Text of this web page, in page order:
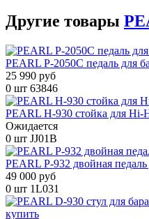
Другие товары
PEARL P-2050C педаль для
25 990 руб
0 шт 63846
PEARL H-930 стойка для Hi-
Ожидается
0 шт JJ01B
PEARL P-932 двойная педаль
49 000 руб
0 шт 1L031